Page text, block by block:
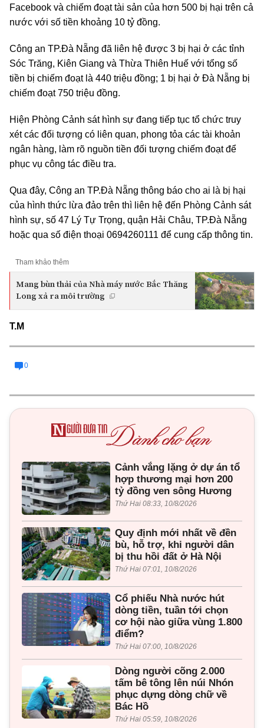
Facebook và chiếm đoạt tài sản của hơn 500 bị hại trên cả
nước với số tiền khoảng 10 tỷ đồng.
Công an TP.Đà Nẵng đã liên hệ được 3 bị hại ở các tỉnh
Sóc Trăng, Kiên Giang và Thừa Thiên Huế với tổng số
tiền bị chiếm đoạt là 440 triệu đồng; 1 bị hại ở Đà Nẵng bị
chiếm đoạt 750 triệu đồng.
Hiện Phòng Cảnh sát hình sự đang tiếp tục tổ chức truy
xét các đối tượng có liên quan, phong tỏa các tài khoản
ngân hàng, làm rõ nguồn tiền đối tượng chiếm đoạt để
phục vụ công tác điều tra.
Qua đây, Công an TP.Đà Nẵng thông báo cho ai là bị hại
của hình thức lừa đảo trên thì liên hệ đến Phòng Cảnh sát
hình sự, số 47 Lý Tự Trọng, quận Hải Châu, TP.Đà Nẵng
hoặc qua số điện thoại 0694260111 để cung cấp thông tin.
Tham khảo thêm
Mang bùn thải của Nhà máy nước Bắc Thăng
Long xả ra môi trường
T.M
0
Cảnh vắng lặng ở dự án tổ
hợp thương mại hơn 200
tỷ đồng ven sông Hương
Thứ Hai 08:33, 10/8/2026
Quy định mới nhất về đền
bù, hỗ trợ, khi người dân
bị thu hồi đất ở Hà Nội
Thứ Hai 07:01, 10/8/2026
Cổ phiếu Nhà nước hút
dòng tiền, tuần tới chọn
cơ hội nào giữa vùng 1.800
điểm?
Thứ Hai 07:00, 10/8/2026
Dòng người cõng 2.000
tấm bê tông lên núi Nhón
phục dựng dòng chữ về
Bác Hồ
Thứ Hai 05:59, 10/8/2026